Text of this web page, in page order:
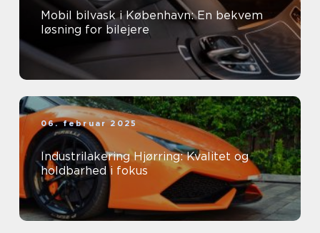
Mobil bilvask i København: En bekvem
løsning for bilejere
06. februar 2025
Industrilakering Hjørring: Kvalitet og
holdbarhed i fokus